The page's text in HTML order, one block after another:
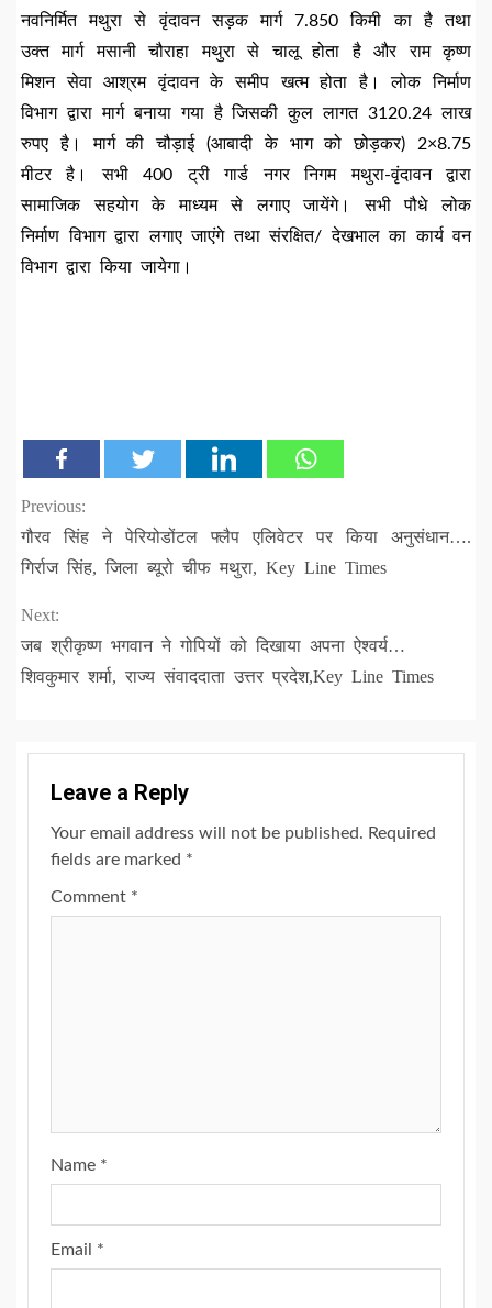
नवनिर्मित मथुरा से वृंदावन सड़क मार्ग 7.850 किमी का है तथा
उक्त मार्ग मसानी चौराहा मथुरा से चालू होता है और राम कृष्ण
मिशन सेवा आश्रम वृंदावन के समीप खत्म होता है। लोक निर्माण
विभाग द्वारा मार्ग बनाया गया है जिसकी कुल लागत 3120.24 लाख
रुपए है। मार्ग की चौड़ाई (आबादी के भाग को छोड़कर) 2×8.75
मीटर है। सभी 400 ट्री गार्ड नगर निगम मथुरा-वृंदावन द्वारा
सामाजिक सहयोग के माध्यम से लगाए जायेंगे। सभी पौधे लोक
निर्माण विभाग द्वारा लगाए जाएंगे तथा संरक्षित/ देखभाल का कार्य वन
विभाग द्वारा किया जायेगा।
Continue
Reading
Previous:
गौरव सिंह ने पेरियोडोंटल फ्लैप एलिवेटर पर किया अनुसंधान….
गिर्राज सिंह, जिला ब्यूरो चीफ मथुरा, Key Line Times
Next:
जब श्रीकृष्ण भगवान ने गोपियों को दिखाया अपना ऐश्वर्य…
शिवकुमार शर्मा, राज्य संवाददाता उत्तर प्रदेश,Key Line Times
Leave a Reply
Your email address will not be published. Required
fields are marked *
Comment *
Name *
Email *